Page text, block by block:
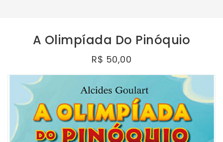
A Olimpíada Do Pinóquio
R$ 50,00